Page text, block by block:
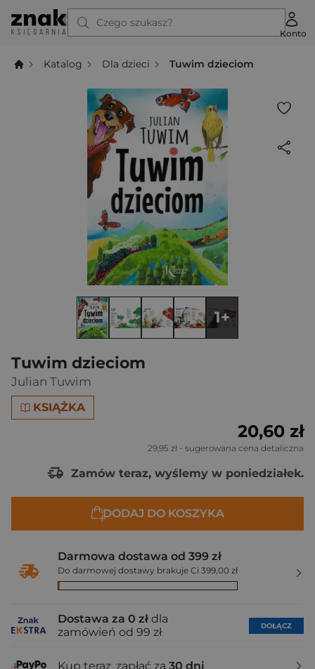
Czego szukasz?
Konto
Katalog Dla dzieci Tuwim dzieciom
Tuwim dzieciom
Julian Tuwim
KSIĄŻKA
1+
20,60 zł
29,95 zł - sugerowana cena detaliczna
Zamów teraz, wyślemy w poniedziałek.
DODAJ DO KOSZYKA
Darmowa dostawa od 399 zł
Do darmowej dostawy brakuje Ci 399,00 zł
Dostawa za 0 zł dla
zamówień od 99 zł
DOŁĄCZ
Kup teraz, zapłać za 30 dni